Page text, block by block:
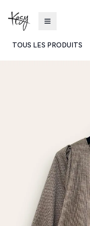
TOUS LES PRODUITS